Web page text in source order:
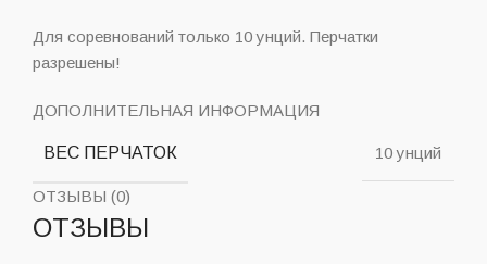
Для соревнований только 10 унций. Перчатки
разрешены!
ДОПОЛНИТЕЛЬНАЯ ИНФОРМАЦИЯ
ВЕС ПЕРЧАТОК 10 унций
ОТЗЫВЫ (0)
ОТЗЫВЫ